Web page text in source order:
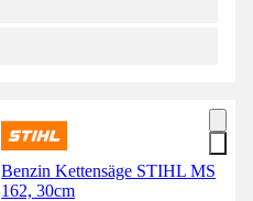
Benzin Kettensäge STIHL MS
162, 30cm